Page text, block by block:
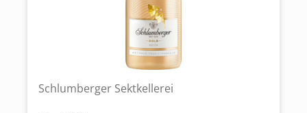
Schlumberger Sektkellerei